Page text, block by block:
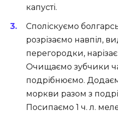
капусті.
Споліскуємо
розрізаємо навпіл,
перегородки,
Очищаємо зубчики
подрібнюємо.
моркви разом з
Посипаємо 1 ч. л.